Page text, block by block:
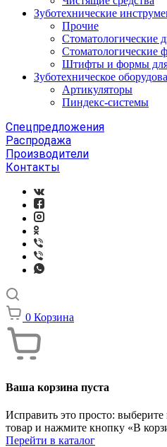
Зуботехнические
Прочие
Стоматологические
Стоматологические
Штифты и формы для
Зуботехническое
Артикуляторы
Пиндекс-системы
Спецпредложения
Распродажа
Производители
Контакты
0 Корзина
Ваша корзина пуста
Исправить это просто:
товар и нажмите кнопку «В
Перейти в каталог